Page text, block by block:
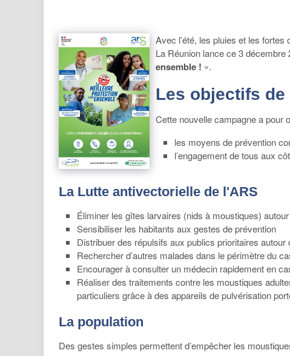
Avec l’été, les pluies et les
La Réunion lance ce 3
ensemble ! ».
Les objectifs de
Cette nouvelle campagne a pour
les moyens de prévention
l’engagement de tous aux
La Lutte antivectorielle de l'ARS
Éliminer les gîtes larvaires (nids à moustiques)
Sensibiliser les habitants aux gestes de prévention
Distribuer des répulsifs aux publics prioritaires autour
Rechercher d’autres malades dans le périmètre du
Encourager à consulter un médecin rapidement en
Réaliserdes traitements contre les moustiques
particuliers grâce à des appareils de pulvérisation
La population
Des gestes simples permettent d’empêcher les